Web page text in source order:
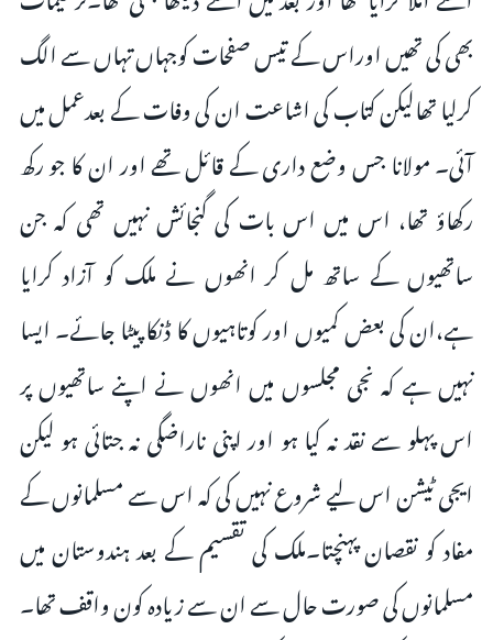
بھی کی تھیں اوراس کے تیس صفحات کوجہاں تہاں سے الگ
کرلیا تھالیکن کتاب کی اشاعت ان کی وفات کے بعدعمل میں
آئی۔ مولانا جس وضع داری کے قائل تھے اور ان کا جو رکھ
رکھاؤ تھا، اس میں اس بات کی گنجائش نہیں تھی کہ جن
ساتھیوں کے ساتھ مل کر انھوں نے ملک کو آزاد کرایا
ہے،ان کی بعض کمیوں اور کوتاہیوں کا ڈنکا پیٹا جائے۔ ایسا
نہیں ہے کہ نجی مجلسوں میں انھوں نے اپنے ساتھیوں پر
اس پہلو سے نقد نہ کیا ہو اور اپنی ناراضگی نہ جتائی ہو لیکن
ایجی ٹیشن اس لیے شروع نہیں کی کہ اس سے مسلمانوں کے
مفاد کو نقصان پہنچتا۔ملک کی تقسیم کے بعد ہندوستان میں
مسلمانوں کی صورت حال سے ان سے زیادہ کون واقف تھا۔